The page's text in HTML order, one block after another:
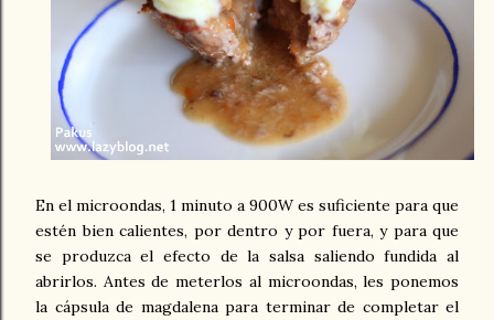
En el microondas, 1 minuto a 900W es suficiente para que
estén bien calientes, por dentro y por fuera, y para que
se produzca el efecto de la salsa saliendo fundida al
abrirlos. Antes de meterlos al microondas, les ponemos
la cápsula de magdalena para terminar de completar el